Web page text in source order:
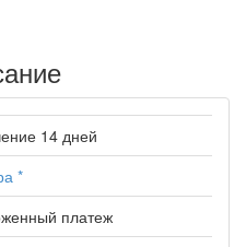
14 дней
*
платеж